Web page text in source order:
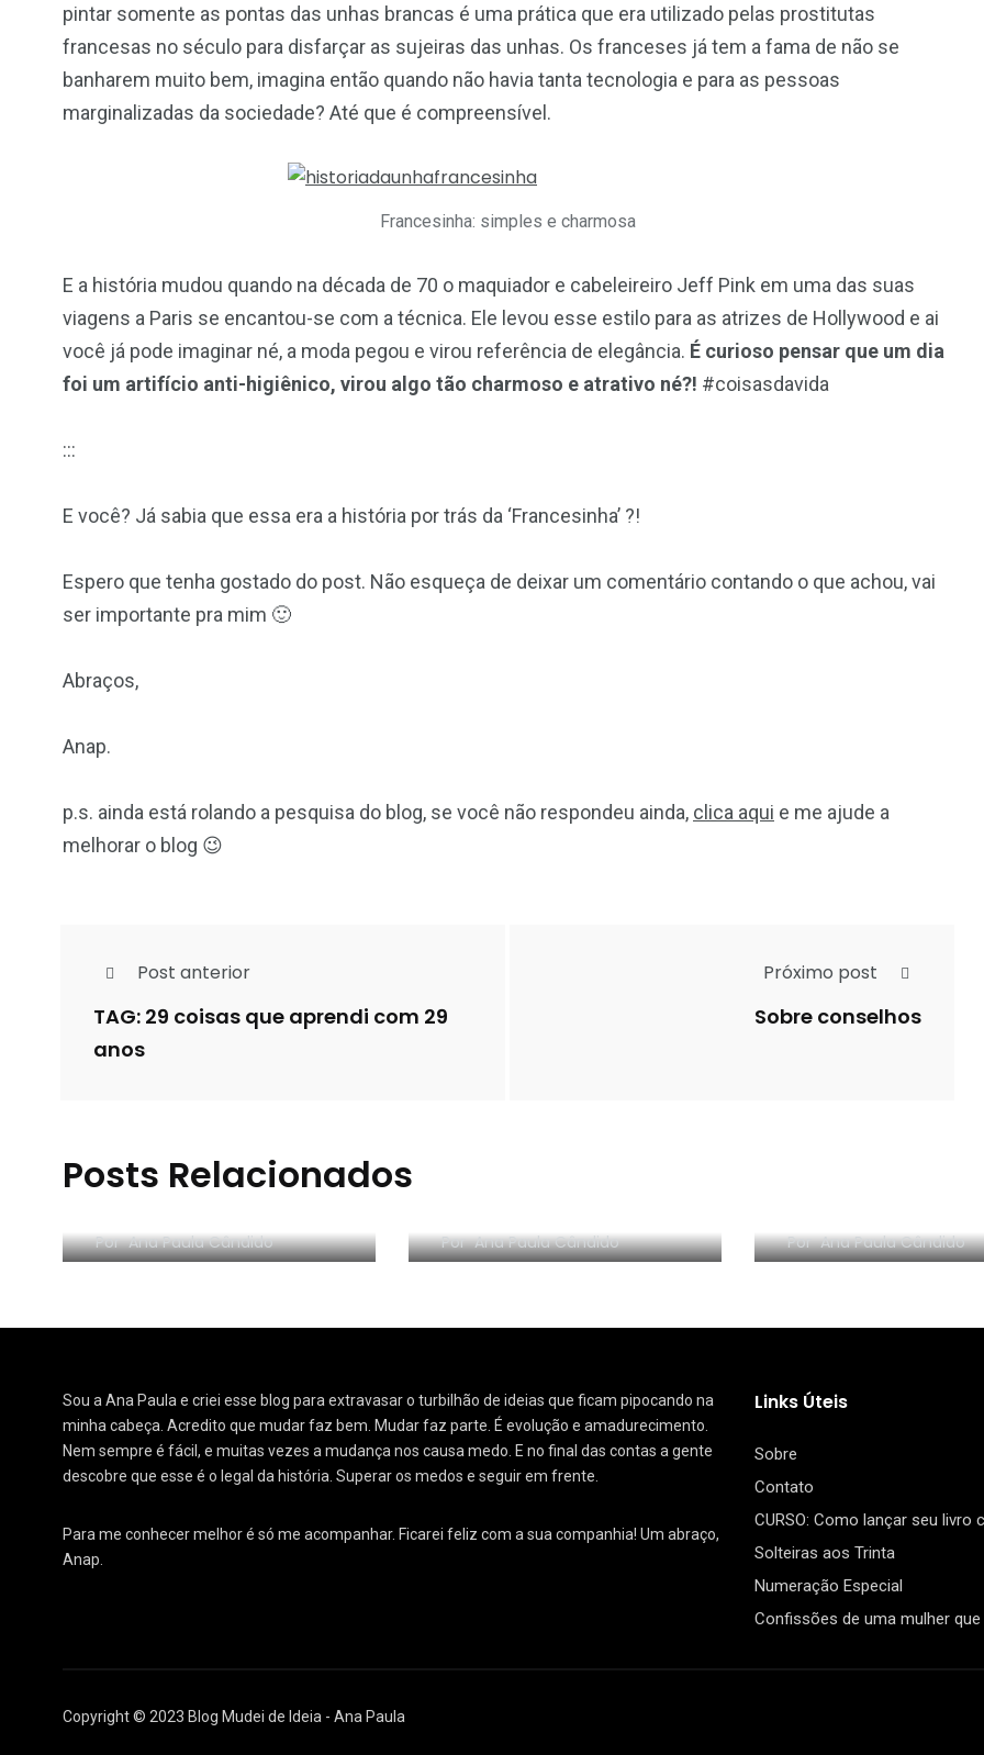
pintar somente as pontas das unhas brancas é uma prática que era utilizado pelas prostitutas
francesas no século para disfarçar as sujeiras das unhas. Os franceses já tem a fama de não se
banharem muito bem, imagina então quando não havia tanta tecnologia e para as pessoas
marginalizadas da sociedade? Até que é compreensível.
Francesinha: simples e charmosa
E a história mudou quando na década de 70 o maquiador e cabeleireiro Jeff Pink em uma das suas
viagens a Paris se encantou-se com a técnica. Ele levou esse estilo para as atrizes de Hollywood e ai
você já pode imaginar né, a moda pegou e virou referência de elegância. É curioso pensar que um dia
foi um artifício anti-higiênico, virou algo tão charmoso e atrativo né?! #coisasdavida
:::
E você? Já sabia que essa era a história por trás da ‘Francesinha’ ?!
Espero que tenha gostado do post. Não esqueça de deixar um comentário contando o que achou, vai
ser importante pra mim 🙂
Abraços,
Anap.
p.s. ainda está rolando a pesquisa do blog, se você não respondeu ainda, clica aqui e me ajude a
melhorar o blog 😉
Post anterior
TAG: 29 coisas que aprendi com 29
anos
Próximo post
Sobre conselhos
Posts Relacionados
PorAna Paula Cândido PorAna Paula Cândido PorAna Paula Cândido
Sou a Ana Paula e criei esse blog para extravasar o turbilhão de ideias que ficam pipocando na
minha cabeça. Acredito que mudar faz bem. Mudar faz parte. É evolução e amadurecimento.
Nem sempre é fácil, e muitas vezes a mudança nos causa medo. E no final das contas a gente
descobre que esse é o legal da história. Superar os medos e seguir em frente.
Para me conhecer melhor é só me acompanhar. Ficarei feliz com a sua companhia! Um abraço,
Anap.
Links Úteis
Sobre
Contato
CURSO: Como lançar seu livro
Solteiras aos Trinta
Numeração Especial
Confissões de uma mulher
Copyright © 2023 Blog Mudei de Ideia - Ana Paula